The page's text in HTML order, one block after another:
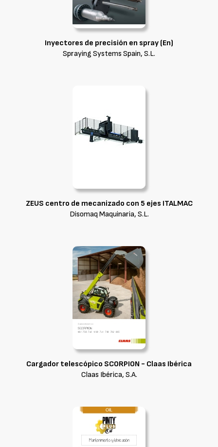
Inyectores de precisión en spray (En)
Spraying Systems Spain, S.L.
ZEUS centro de mecanizado con 5 ejes ITALMAC
Disomaq Maquinaria, S.L.
Cargador telescópico SCORPION - Claas Ibérica
Claas Ibérica, S.A.